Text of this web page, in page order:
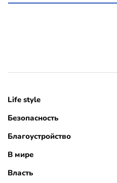
Life style
Безопасность
Благоустройство
В мире
Власть